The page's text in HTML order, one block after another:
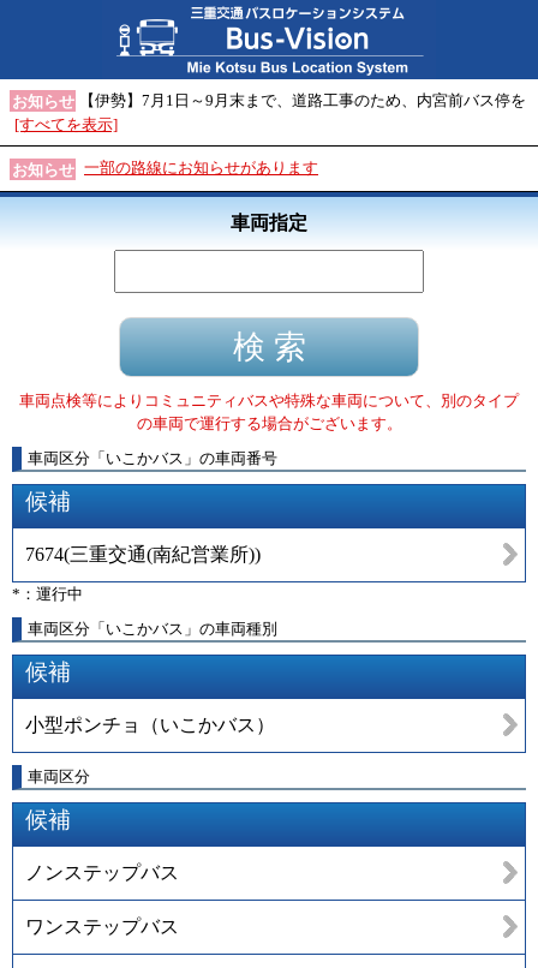
お知らせ
【伊勢】7月1日～9月末まで、道路工事のため、内宮前バス停を
[すべてを表示]
お知らせ 一部の路線にお知らせがあります
車両指定
車両点検等によりコミュニティバスや特殊な車両について、別のタイプ
の車両で運行する場合がございます。
車両区分 「 いこかバス 」 の車両番号
候補
7674(三重交通(南紀営業所))
*：運行中
車両区分「いこかバス」の車両種別
候補
小型ポンチョ（いこかバス）
車両区分
候補
ノンステップバス
ワンステップバス